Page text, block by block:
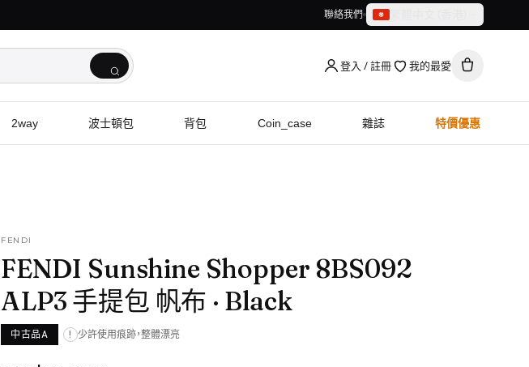
聯絡我們
繁體中文（香港）
登入 / 註冊 我的最愛
2way 波士頓包 背包 Coin_case 雜誌 特價優惠
FENDI
FENDI Sunshine Shopper 8BS092
ALP3 手提包 帆布 · Black
中古品A ! 少許使用痕跡，整體漂亮